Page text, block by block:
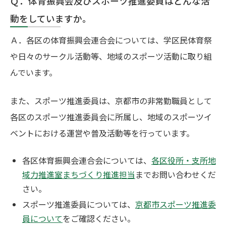
動をしていますか。
Ａ．各区の体育振興会連合会については、学区民体育祭
や日々のサークル活動等、地域のスポーツ活動に取り組
んでいます。
また、スポーツ推進委員は、京都市の非常勤職員として
各区のスポーツ推進委員会に所属し、地域のスポーツイ
ベントにおける運営や普及活動等を行っています。
各区体育振興会連合会については、 各区役所・支所地
域力推進室まちづくり推進担当 までお問い合わせくだ
さい。
スポーツ推進委員については、 京都市スポーツ推進委
員についてをご確認ください。